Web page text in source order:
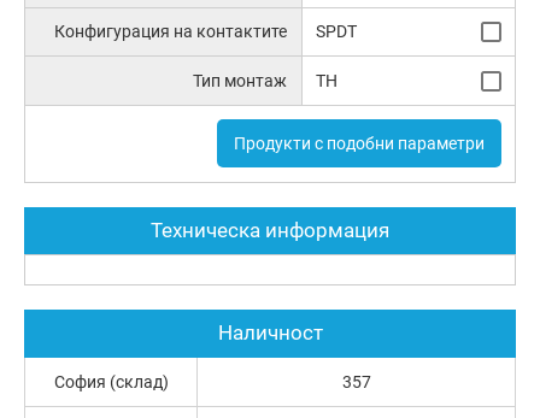
Конфигурация на контактите SPDT
Тип монтаж TH
Продукти с подобни параметри
Техническа информация
Наличност
София (склад) 357